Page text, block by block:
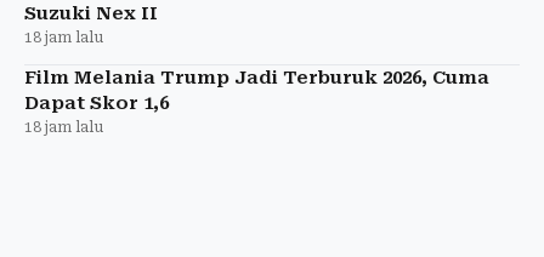
Suzuki Nex II
18 jam lalu
Film Melania Trump Jadi Terburuk 2026, Cuma
Dapat Skor 1,6
18 jam lalu